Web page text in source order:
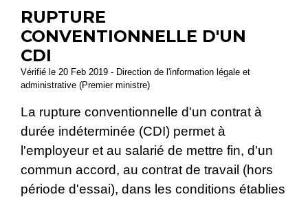
RUPTURE
CONVENTIONNELLE D'UN
CDI
Vérifié le 20 Feb 2019 - Direction de l'information légale et
administrative (Premier ministre)
La rupture conventionnelle d'un contrat à
durée indéterminée (CDI) permet à
l'employeur et au salarié de mettre fin, d'un
commun accord, au contrat de travail (hors
période d'essai), dans les conditions établies